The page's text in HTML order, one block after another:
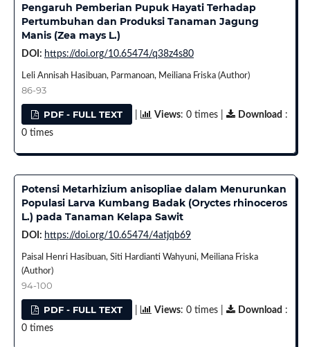
Pengaruh Pemberian Pupuk Hayati Terhadap
Pertumbuhan dan Produksi Tanaman Jagung
Manis (Zea mays L.)
DOI: https://doi.org/10.65474/q38z4s80
Leli Annisah Hasibuan, Parmanoan, Meiliana Friska (Author)
86-93
PDF - FULL TEXT Views: 0 times | Download :
0 times
Potensi Metarhizium anisopliae dalam Menurunkan
Populasi Larva Kumbang Badak (Oryctes rhinoceros
L.) pada Tanaman Kelapa Sawit
DOI: https://doi.org/10.65474/4atjqb69
Paisal Henri Hasibuan, Siti Hardianti Wahyuni, Meiliana Friska
(Author)
94-100
PDF - FULL TEXT Views: 0 times | Download :
0 times